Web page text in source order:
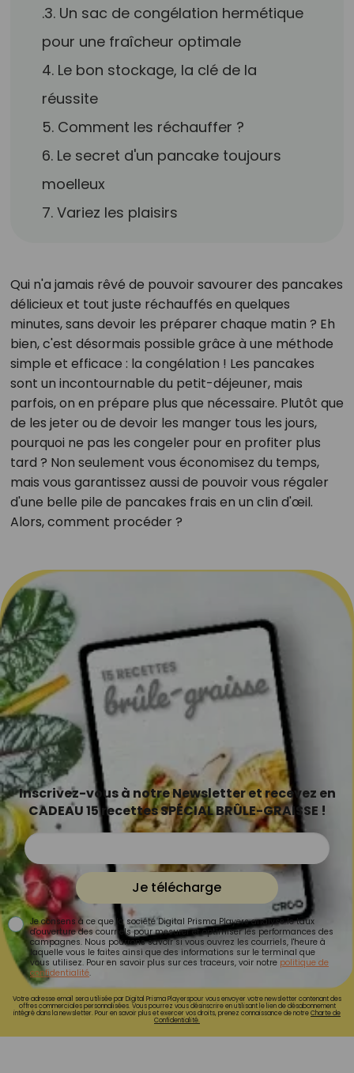
.3. Un sac de congélation hermétique
pour une fraîcheur optimale
4. Le bon stockage, la clé de la
réussite
5. Comment les réchauffer ?
6. Le secret d'un pancake toujours
moelleux
7. Variez les plaisirs
Qui n'a jamais rêvé de pouvoir savourer des pancakes
délicieux et tout juste réchauffés en quelques
minutes, sans devoir les préparer chaque matin ? Eh
bien, c'est désormais possible grâce à une méthode
simple et efficace : la congélation ! Les pancakes
sont un incontournable du petit-déjeuner, mais
parfois, on en prépare plus que nécessaire. Plutôt que
de les jeter ou de devoir les manger tous les jours,
pourquoi ne pas les congeler pour en profiter plus
tard ? Non seulement vous économisez du temps,
mais vous garantissez aussi de pouvoir vous régaler
d'une belle pile de pancakes frais en un clin d'œil.
Alors, comment procéder ?
Inscrivez-vous à notre Newsletter et recevez en
CADEAU 15 recettes SPÉCIAL BRÛLE-GRAISSE !
Je télécharge
Je consens à ce que la société Digital Prisma Players analyse le taux
d'ouverture des courriels pour mesurer et optimiser les performances des
campagnes. Nous pourrons savoir si vous ouvrez les courriels, l'heure à
laquelle vous le faites ainsi que des informations sur le terminal que
vous utilisez. Pour en savoir plus sur ces traceurs, voir notre politique de
confidentialité.
Votre adresse email sera utilisée par Digital Prisma Playerspour vous envoyer votre newsletter contenant des
offres commerciales personnalisées. Vous pourrez vous désinscrire en utilisant le lien de désabonnement
intégré dans la newsletter. Pour en savoir plus et exercer vos droits, prenez connaissance de notreCharte de
Confidentialité.